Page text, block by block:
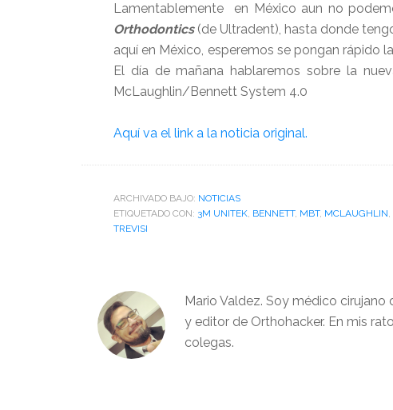
Lamentablemente en México aun no
Orthodontics(de Ultradent), hasta donde
aquí en México, esperemos se pongan rápido
El día de mañana hablaremos sobre la
McLaughlin/Bennett System 4.0
Aquí va el link a la noticia original.
ARCHIVADO BAJO: NOTICIAS
ETIQUETADO CON: 3M UNITEK, BENNETT, MBT, MCLAUGHLIN,
TREVISI
Mario Valdez. Soy médico
y editor de Orthohacker. En mis
colegas.